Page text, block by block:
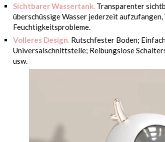
Sichtbarer Wassertank. Transparenter
überschüssige Wasser jederzeit aufzufangen,
Feuchtigkeitsprobleme.
Volleres Design. Rutschfester Boden;
Universalschnittstelle; Reibungslose
usw.